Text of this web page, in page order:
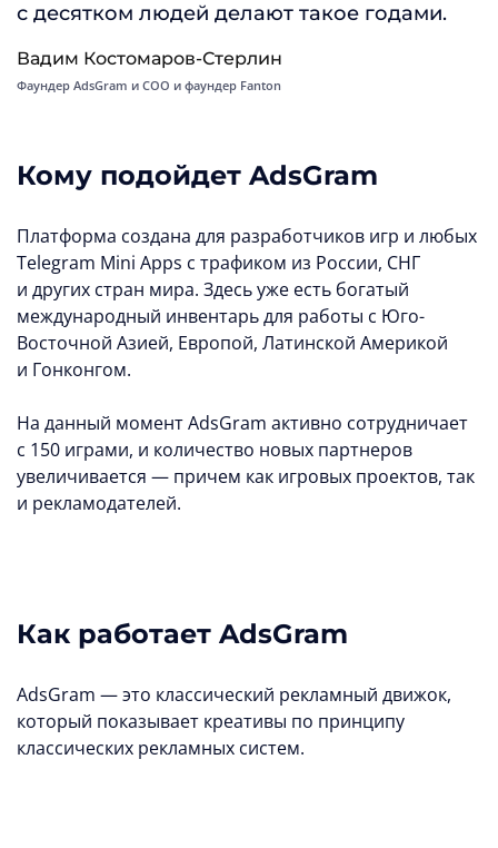
с десятком людей делают такое годами.
Вадим Костомаров-Стерлин
Фаундер AdsGram и COO и фаундер Fanton
Кому подойдет AdsGram
Платформа создана для разработчиков игр и любых
Telegram Mini Apps с трафиком из России, СНГ
и других стран мира. Здесь уже есть богатый
международный инвентарь для работы с Юго-
Восточной Азией, Европой, Латинской Америкой
и Гонконгом.
На данный момент AdsGram активно сотрудничает
с 150 играми, и количество новых партнеров
увеличивается — причем как игровых проектов, так
и рекламодателей.
Как работает AdsGram
AdsGram — это классический рекламный движок,
который показывает креативы по принципу
классических рекламных систем.